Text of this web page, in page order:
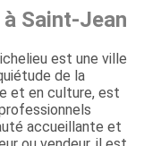
Saint-Jean
est une ville
de la
et en culture, est
accueillante et